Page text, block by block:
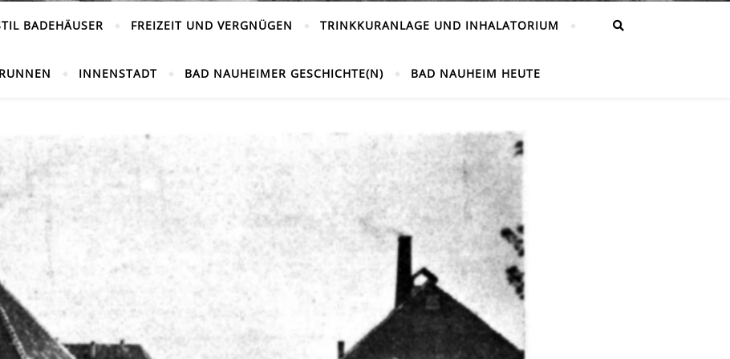
BADEHÄUSER FREIZEIT UND VERGNÜGEN TRINKKURANLAGE UND INHALATORIUM
INNENSTADT BAD NAUHEIMER GESCHICHTE(N) BAD NAUHEIM HEUTE